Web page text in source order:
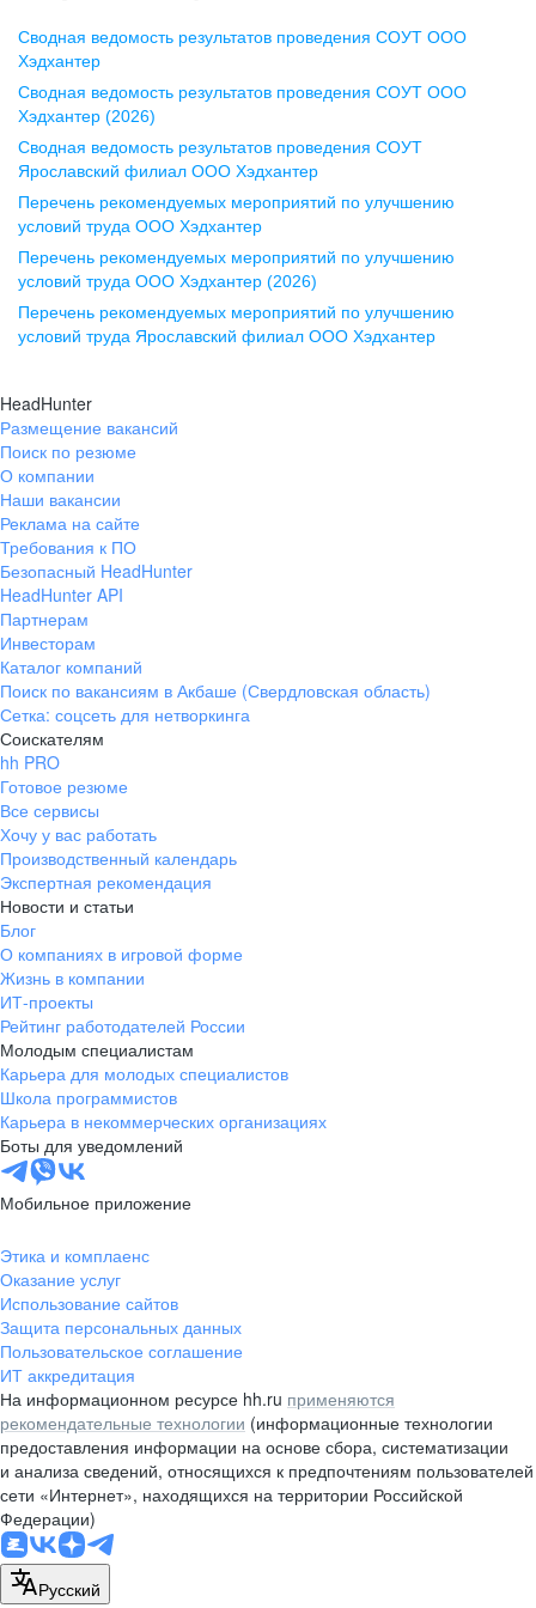
Воронеж
ул. Комиссаржевской, д. 10,
офис 1212
+7 473 280-05-05
pr@vrn.hh.ru
ул. Спартаковская, д. 2А, этаж 3,
помещение 15
+7 843 212-12-50
Екатеринбург
ул. Боевых Дружин, стр. 20,
+7 343 226-79-99
pr@ural.hh.ru
ул. Янковского, д. 169, 7 этаж,
706 каб.
+7 861 205-55-57
pr@krd.hh.ru
Владивосток
пер. Ланинский д. 4, офис 3.4
+7 423 202-33-28
pr@dv.hh.ru
Новосибирск
ул. Большевистская, д. 35,
помещение 21
+7 383 207-94-64
pr@nsk.hh.ru
Минск
пр-т Дзержинского, д. 57,
10 этаж, помещение 45-1
pr@rabota.by
Алматы
пр. Абая, д. 151, БЦ Алатау,
12 этаж, офис 1209
+7 727 232-13-13
pr@headhunter.com.kz
Сводная ведомость результатов проведения СОУТ ООО
Хэдхантер
Сводная ведомость результатов проведения СОУТ ООО
Хэдхантер (2026)
Сводная ведомость результатов проведения СОУТ
Ярославский филиал ООО Хэдхантер
Перечень рекомендуемых мероприятий по улучшению
условий труда ООО Хэдхантер
Перечень рекомендуемых мероприятий по улучшению
условий труда ООО Хэдхантер (2026)
Перечень рекомендуемых мероприятий по улучшению
условий труда Ярославский филиал ООО Хэдхантер
HeadHunter
Размещение вакансий
Поиск по резюме
О компании
Наши вакансии
Реклама на сайте
Требования к ПО
Безопасный HeadHunter
HeadHunter API
Партнерам
Инвесторам
Каталог компаний
Поиск по вакансиям в Акбаше (Свердловская область)
Сетка: соцсеть для нетворкинга
Соискателям
hh PRO
Готовое резюме
Все сервисы
Хочу у вас работать
Производственный календарь
Экспертная рекомендация
Новости и статьи
Блог
О компаниях в игровой форме
Жизнь в компании
ИТ-проекты
Рейтинг работодателей России
Молодым специалистам
Карьера для молодых специалистов
Школа программистов
Карьера в некоммерческих организациях
Боты для уведомлений
Мобильное приложение
Этика и комплаенс
Оказание услуг
Использование сайтов
Защита персональных данных
Пользовательское соглашение
ИТ аккредитация
На информационном ресурсе hh.ru применяются
рекомендательные технологии (информационные технологии
предоставления информации на основе сбора, систематизации
и анализа сведений, относящихся к предпочтениям пользователей
сети «Интернет», находящихся на территории Российской
Федерации)
Русский